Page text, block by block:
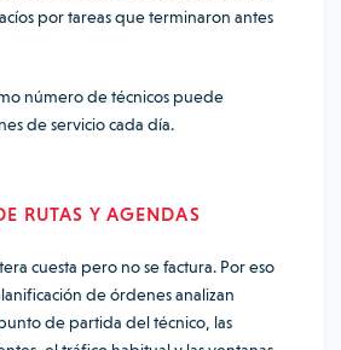
por tareas que terminaron antes
número de técnicos puede
de servicio cada día.
RUTAS Y AGENDAS
cuesta pero no se factura. Por eso
de órdenes analizan
de partida del técnico, las